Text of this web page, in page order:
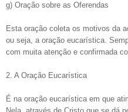
g) Oração sobre as Oferendas
Esta oração coleta os motivos da
ou seja, a oração eucarística.
com muita atenção e confirmada
2. A Oração Eucarística
É na oração eucarística em que